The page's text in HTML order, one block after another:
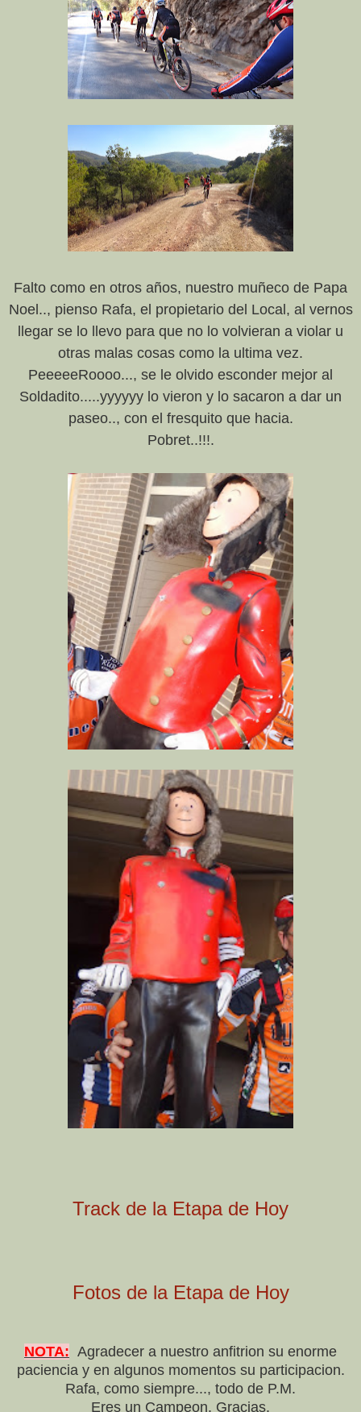
Falto como en otros años, nuestro muñeco de Papa
Noel.., pienso Rafa, el propietario del Local, al vernos
llegar se lo llevo para que no lo volvieran a violar u
otras malas cosas como la ultima vez.
PeeeeeRoooo..., se le olvido esconder mejor al
Soldadito.....yyyyyy lo vieron y lo sacaron a dar un
paseo.., con el fresquito que hacia.
Pobret..!!!.
Track de la Etapa de Hoy
Fotos de la Etapa de Hoy
NOTA: Agradecer a nuestro anfitrion su enorme
paciencia y en algunos momentos su participacion.
Rafa, como siempre..., todo de P.M.
Eres un Campeon. Gracias.